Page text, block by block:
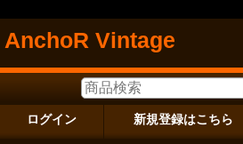
AnchoR Vintage
ログイン 新規登録はこちら